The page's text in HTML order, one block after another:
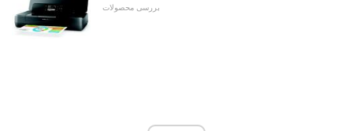
بررسی محصولات